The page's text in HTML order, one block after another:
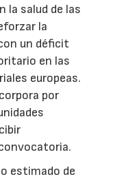
la salud de las
la
un déficit
en las
europeas.
por
estimado de